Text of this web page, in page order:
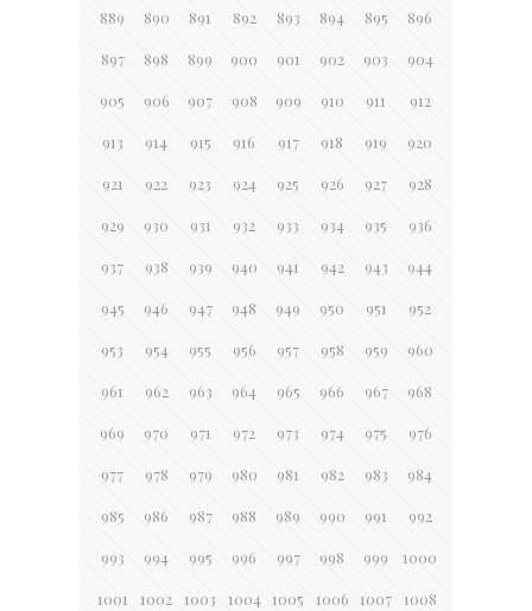
889 890 891 892 893 894 895 896
897 898 899 900 901 902 903 904
905 906 907 908 909 910 911 912
913 914 915 916 917 918 919 920
921 922 923 924 925 926 927 928
929 930 931 932 933 934 935 936
937 938 939 940 941 942 943 944
945 946 947 948 949 950 951 952
953 954 955 956 957 958 959 960
961 962 963 964 965 966 967 968
969 970 971 972 973 974 975 976
977 978 979 980 981 982 983 984
985 986 987 988 989 990 991 992
993 994 995 996 997 998 999 1000
1001 1002 1003 1004 1005 1006 1007 1008